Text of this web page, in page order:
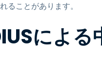
ることがあります。
による